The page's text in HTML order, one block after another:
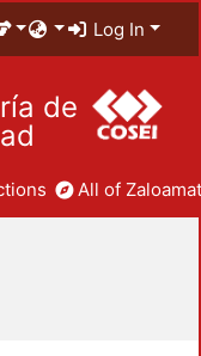
Log In
de
All of